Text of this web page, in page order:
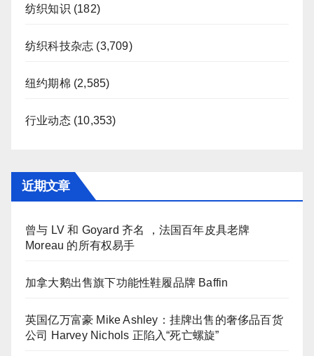
纺织知识 (182)
纺织科技杂志 (3,709)
纽约期棉 (2,585)
行业动态(10,353)
近期文章
曾与 LV 和 Goyard 齐名 ，法国百年皮具老牌
Moreau 的所有权易手
加拿大鹅出售旗下功能性鞋履品牌 Baffin
英国亿万富豪 Mike Ashley：挂牌出售的奢侈品百货
公司 Harvey Nichols 正陷入“死亡螺旋”